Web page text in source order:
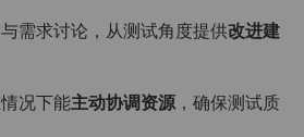
与需求讨论，从测试角度提供改进建
况下能主动协调资源，确保测试质